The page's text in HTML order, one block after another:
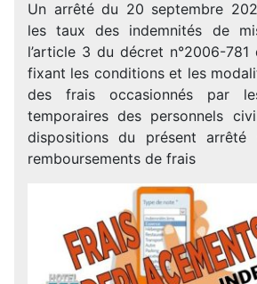
Un arrêté du 20 septembre
les taux des indemnités de
l’article 3 du décret n°2006-
fixant les conditions et les
des frais occasionnés par
temporaires des personnels
dispositions du présent arrêté
remboursements de frais